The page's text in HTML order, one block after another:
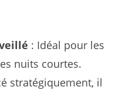
: Idéal pour les
nuits courtes.
stratégiquement, il